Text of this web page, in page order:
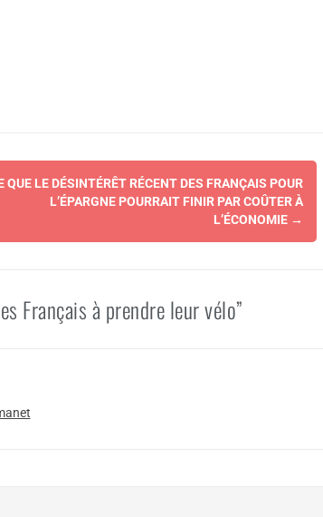
QUE LE DÉSINTÉRÊT RÉCENT DES FRANÇAIS POUR
L’ÉPARGNE POURRAIT FINIR PAR COÛTER À
L’ÉCONOMIE →
Français à prendre leur vélo”